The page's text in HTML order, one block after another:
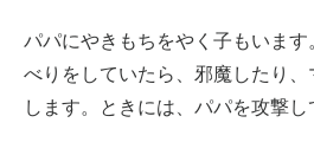
パパにやきもちをやく子もいま
べりをしていたら、邪魔したり、
します。ときには、パパを攻撃し